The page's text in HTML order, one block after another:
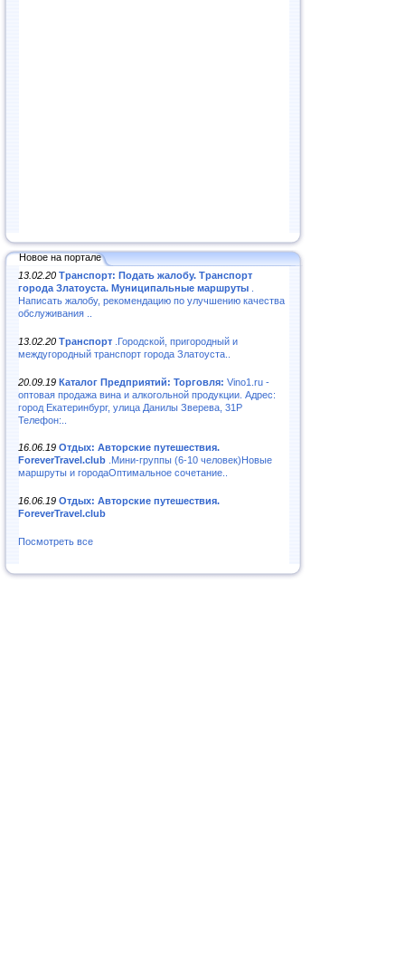
Новое на портале
13.02.20 Транспорт: Подать жалобу. Транспорт
города Златоуста. Муниципальные маршруты
Написать жалобу, рекомендацию по улучшению качества
обслуживания ..
13.02.20 Транспорт .Городской, пригородный и
междугородный транспорт города Златоуста..
20.09.19 Каталог Предприятий: Торговля: Vino1.ru -
оптовая продажа вина и алкогольной продукции. Адрес:
город Екатеринбург, улица Данилы Зверева, 31Р
Телефон:..
16.06.19 Отдых: Авторские путешествия.
ForeverTravel.club .Мини-группы (6-10 человек)Новые
маршруты и городаОптимальное сочетание..
16.06.19 Отдых: Авторские путешествия.
ForeverTravel.club
Посмотреть все